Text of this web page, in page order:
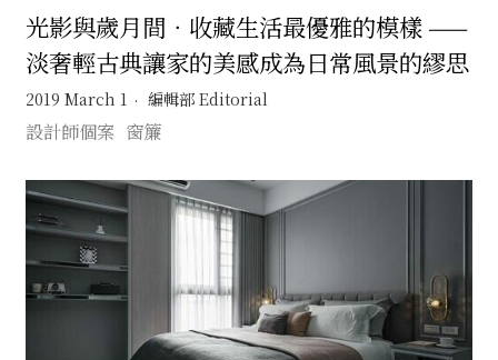
光影與歲月間．收藏生活最優雅的模樣 ——
淡奢輕古典讓家的美感成為日常風景的繆思
2019 March 1 編輯部 Editorial
設計師個案 窗簾